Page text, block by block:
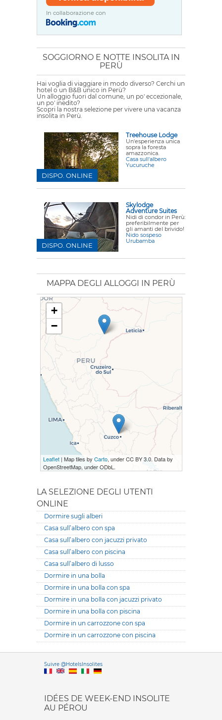
In collaborazione con
SOGGIORNO E NOTTE INSOLITA IN
PERÙ
Hai voglia di viaggiare in modo diverso? Cerchi un
hotel o un B&B unico in Perù?
Un alloggio fuori dal comune, un po' eccezionale,
un po' inedito?
Scopri la nostra selezione per vivere una vacanza
insolita in Perù.
Treehouse Lodge
Un'esperienza unica
sopra la foresta
amazzonica.
Casa sull'albero
Yucuruche
DISPO. ONLINE
Skylodge
Adventure Suites
Nidi di condor in Perù:
preferibilmente per
gli amanti del brivido!
Nido sospeso
Urubamba
DISPO. ONLINE
MAPPA DEGLI ALLOGGI IN PERÙ
+
−
Leaflet| Map tiles by Carto, under CC BY 3.0. Data by
OpenStreetMap, under ODbL.
LA SELEZIONE DEGLI UTENTI
ONLINE
Dormire sugli alberi
Casa sull’albero con spa
Casa sull’albero con jacuzzi privato
Casa sull’albero con piscina
Casa sull’albero di lusso
Dormire in una bolla
Dormire in una bolla con spa
Dormire in una bolla con jacuzzi privato
Dormire in una bolla con piscina
Dormire in un carrozzone con spa
Dormire in un carrozzone con piscina
Suivre @HotelsInsolitesVersione
IDÉES DE WEEK-END INSOLITE
AU PÉROU